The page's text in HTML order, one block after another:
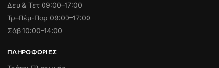
Δευ & Τετ 09:00–17:00
Τρ–Πέμ-Παρ 09:00–17:00
Σάβ 10:00–14:00
ΠΛΗΡΟΦΟΡΊΕΣ